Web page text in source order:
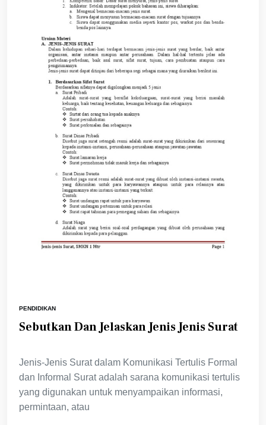
PENDIDIKAN
Sebutkan Dan Jelaskan Jenis Jenis Surat
Jenis-Jenis Surat dalam Komunikasi Tertulis Formal
dan Informal Surat adalah sarana komunikasi tertulis
yang digunakan untuk menyampaikan informasi,
permintaan, atau